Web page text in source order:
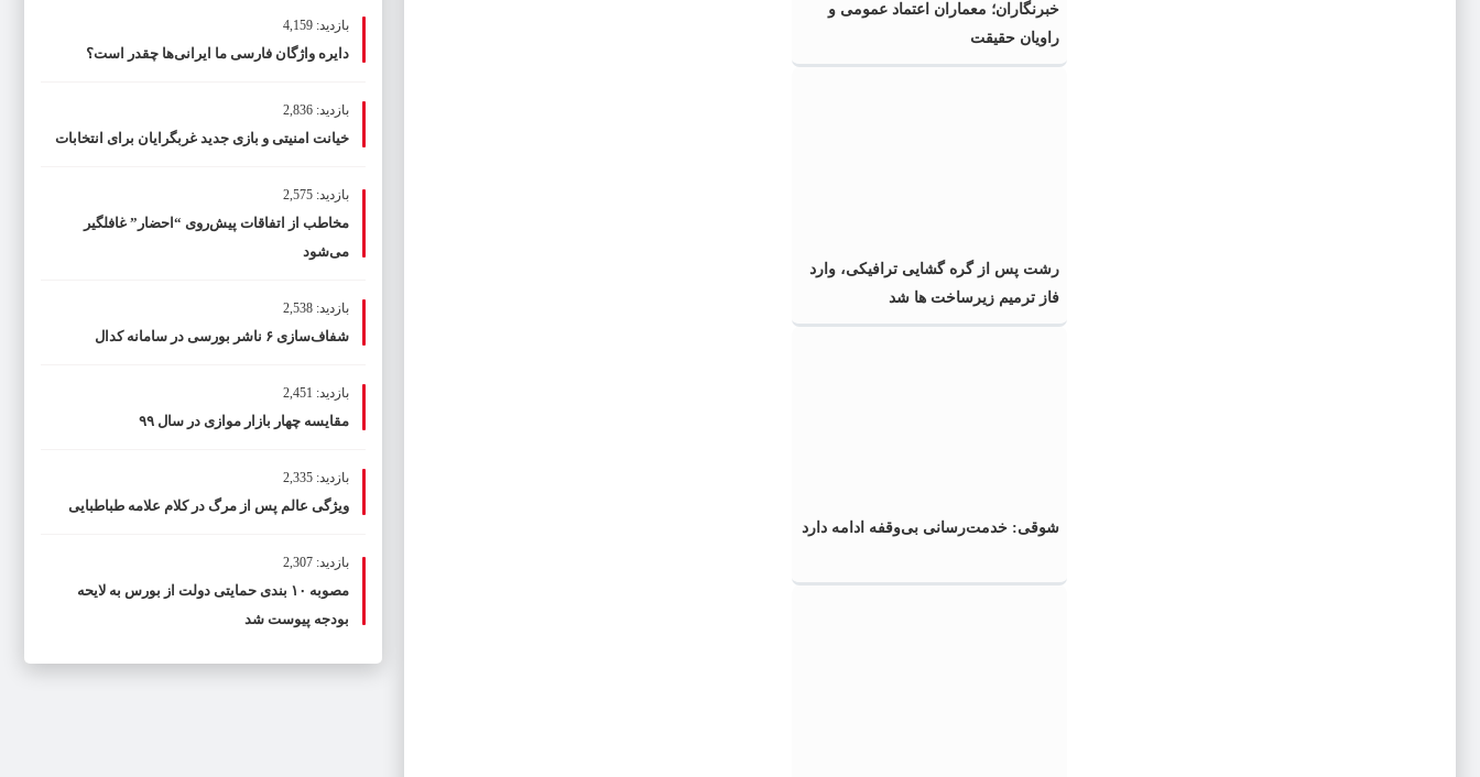
خبرنگاران؛ معماران اعتماد عمومی و
راویان حقیقت
رشت پس از گره گشایی ترافیکی، وارد
فاز ترمیم زیرساخت ها شد
شوقی: خدمت‌رسانی بی‌وقفه ادامه دارد
بازدید: 4,159
دایره واژگان فارسی ما ایرانی‌ها چقدر است؟
بازدید: 2,836
خیانت امنیتی و بازی جدید غربگرایان برای انتخابات
بازدید: 2,575
مخاطب از اتفاقات پیش‌روی “احضار” غافلگیر
می‌شود
بازدید: 2,538
شفاف‌سازی ۶ ناشر بورسی در سامانه کدال
بازدید: 2,451
مقایسه چهار بازار موازی در سال ۹۹
بازدید: 2,335
ویژگی عالم پس از مرگ در کلام علامه طباطبایی
بازدید: 2,307
مصوبه ۱۰ بندی حمایتی دولت از بورس به لایحه
بودجه پیوست شد